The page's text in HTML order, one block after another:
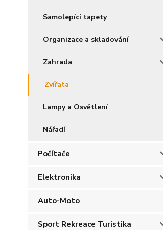
Samolepící tapety
Organizace a skladování
Zahrada
Zvířata
Lampy a Osvětlení
Nářadí
Počítače
Elektronika
Auto-Moto
Sport Rekreace Turistika